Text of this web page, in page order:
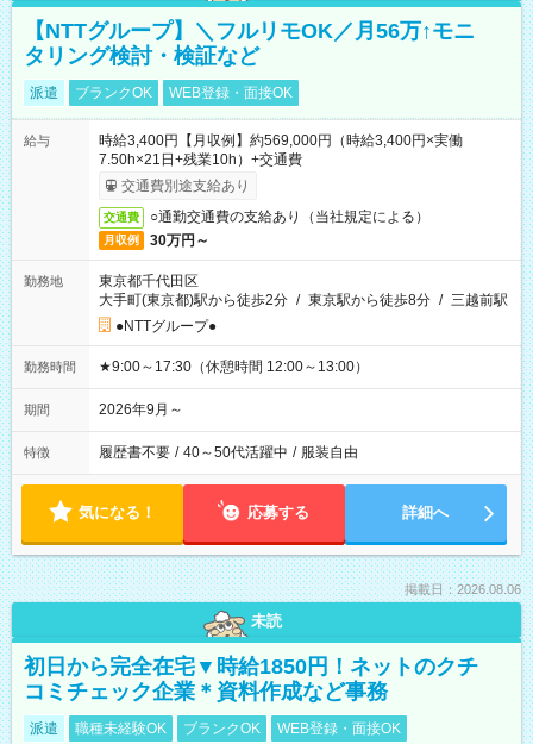
【NTTグループ】＼フルリモOK／月56万↑モニ
タリング検討・検証など
派遣 ブランクOK WEB登録・面接OK
給与
時給3,400円【月収例】約569,000円（時給3,400円×実働
7.50h×21日+残業10h）+交通費
交通費別途支給あり
交通費 ○通勤交通費の支給あり（当社規定による）
月収例 30万円～
勤務地
東京都千代田区
大手町(東京都)駅から徒歩2分 / 東京駅から徒歩8分 / 三越前駅
●NTTグループ●
勤務時間 ★9:00～17:30（休憩時間 12:00～13:00）
期間 2026年9月～
特徴 履歴書不要 / 40～50代活躍中 / 服装自由
気になる！ 応募する 詳細へ
掲載日：2026.08.06
未読
初日から完全在宅▼時給1850円！ネットのクチ
コミチェック企業＊資料作成など事務
派遣 職種未経験OK ブランクOK WEB登録・面接OK